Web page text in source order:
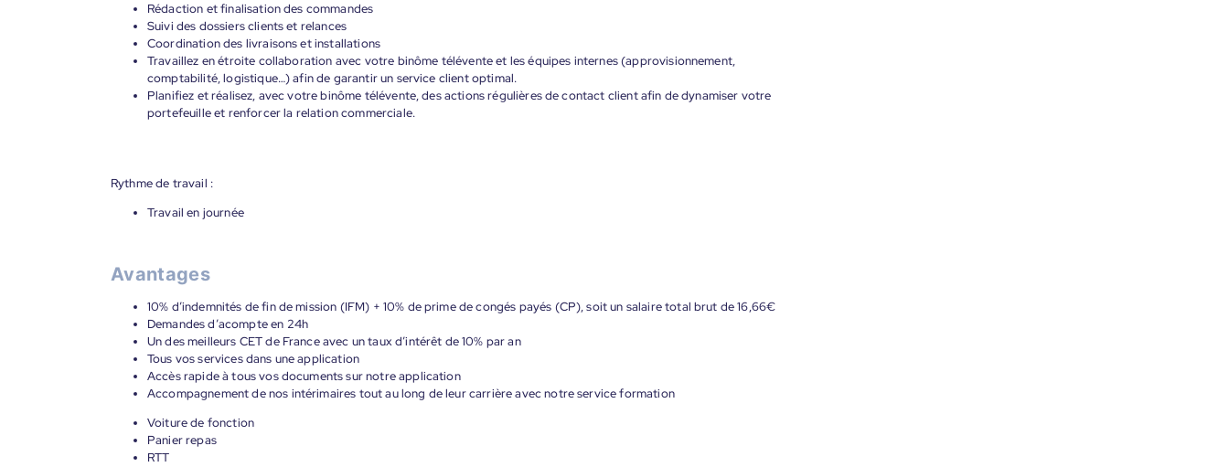
Rédaction et finalisation des commandes
Suivi des dossiers clients et relances
Coordination des livraisons et installations
Travaillez en étroite collaboration avec votre binôme télévente et les équipes internes (approvisionnement,
comptabilité, logistique…) afin de garantir un service client optimal.
Planifiez et réalisez, avec votre binôme télévente, des actions régulières de contact client afin de dynamiser votre
portefeuille et renforcer la relation commerciale.
Rythme de travail :
Travail en journée
Avantages
10% d’indemnités de fin de mission (IFM) + 10% de prime de congés payés (CP), soit un salaire total brut de 16,66€
Demandes d’acompte en 24h
Un des meilleurs CET de France avec un taux d’intérêt de 10% par an
Tous vos services dans une application
Accès rapide à tous vos documents sur notre application
Accompagnement de nos intérimaires tout au long de leur carrière avec notre service formation
Voiture de fonction
Panier repas
RTT